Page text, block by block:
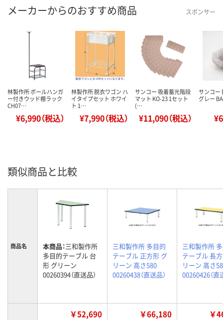
メーカーからのおすすめ商品 スポンサー
林製作所 ポールハンガ
ー付きウッド棚ラック
CH07…
¥6,990（税込）
林製作所 脱衣ワゴン ハ
イタイプセット ホワイ
ト 1…
¥7,990（税込）
サンコー 吸着蓄光階段
マット KO-23 1セット
(…
¥11,090（税込）
サンコー
グレー
類似商品と比較
商品名 本商品：三和製作所
多目的テーブル 台
形 グリーン
00260394（直送品）
三和製作所 多目的
テーブル 正方形 グ
リーン 高さ580
00260438（直送品）
三和製作所
テーブル 長
リーン 高さ
00260426（直
￥52,690 ￥66,180 ￥